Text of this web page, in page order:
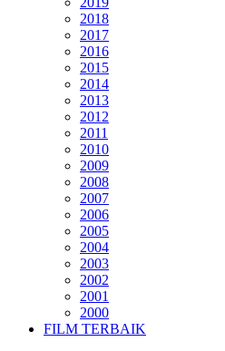
2018
2017
2016
2015
2014
2013
2012
2011
2010
2009
2008
2007
2006
2005
2004
2003
2002
2001
2000
FILM TERBAIK